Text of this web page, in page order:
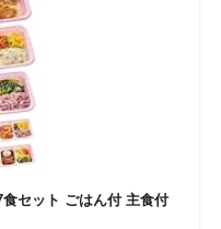
セット ごはん付 主食付